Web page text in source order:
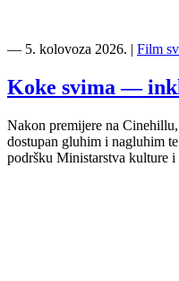
Mediteran
Film
svima
inkluzivnu
turneju
na
― 5. kolovoza 2026. | Film
Koke svima —
Nakon premijere na
dostupan gluhim i nagluhim
podršku Ministarstva kulture